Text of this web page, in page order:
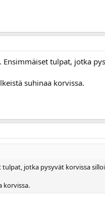
tulpat, jotka
suhinaa korvissa.
jotka pysyvät korvissa
korvissa.